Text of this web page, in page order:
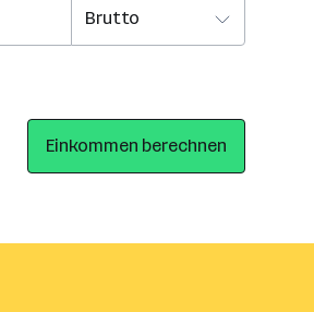
Einkommen berechnen